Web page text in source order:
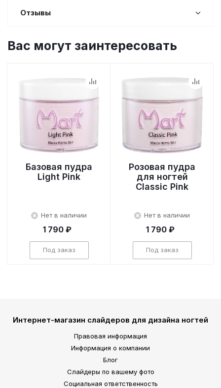
Отзывы
Вас могут заинтересовать
Базовая пудра
Light Pink
Нет в наличии
1 790 ₽
Под заказ
Розовая пудра
для ногтей
Classic Pink
Нет в наличии
1 790 ₽
Под заказ
Интернет-магазин слайдеров для дизайна ногтей
Правовая информация
Информация о компании
Блог
Слайдеры по вашему фото
Социальная ответственность